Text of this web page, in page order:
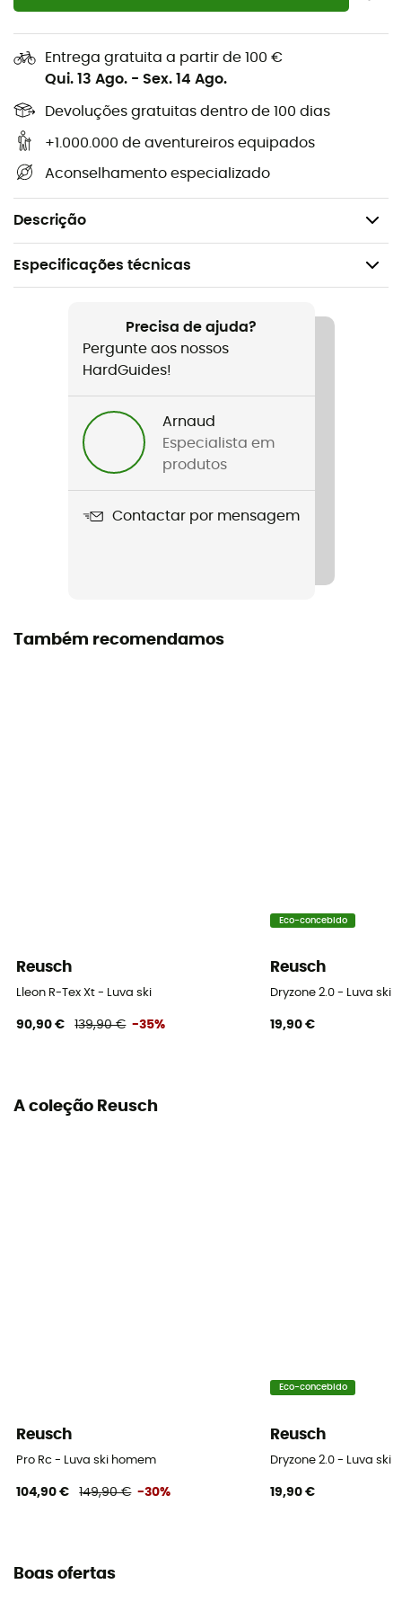
Entrega gratuita a partir de 100 €
Qui. 13 Ago. - Sex. 14 Ago.
Devoluções gratuitas dentro de 100 dias
+1.000.000 de aventureiros equipados
Aconselhamento especializado
Descrição
Materiais: 80% poliéster - 18% couro - 2%
poliuretano
Membrana Gore-Tex
Isolamento R-Loft™
Couro DD pele de cabra
Leash elástico ao redor do pulso
Especificações técnicas
Ski alpino / Ski / Ski freeride
Nome do produto
Impermeabilidade
Isolamento
Hybrid
Materiais
Palma
Precisa de ajuda?
Pergunte aos nossos
HardGuides!
Arnaud
Especialista em
produtos
Contactar por mensagem
Também recomendamos
Reusch
Lleon R-Tex Xt - Luva ski
90,90 € 139,90 € -35%
Eco-concebido
Reusch
Dryzone 2.0 - Luva ski
19,90 €
A coleção Reusch
Reusch
Pro Rc - Luva ski homem
104,90 € 149,90 € -30%
Eco-concebido
Reusch
Dryzone 2.0 - Luva ski
19,90 €
Boas ofertas